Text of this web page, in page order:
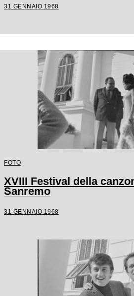
31 GENNAIO 1968
FOTO
XVIII Festival della
Sanremo
31 GENNAIO 1968